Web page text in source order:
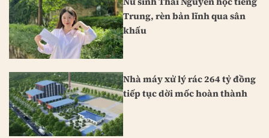
Trung, rèn bản lĩnh qua sân
khấu
Nhà máy xử lý rác 264 tỷ đồng
tiếp tục dời mốc hoàn thành